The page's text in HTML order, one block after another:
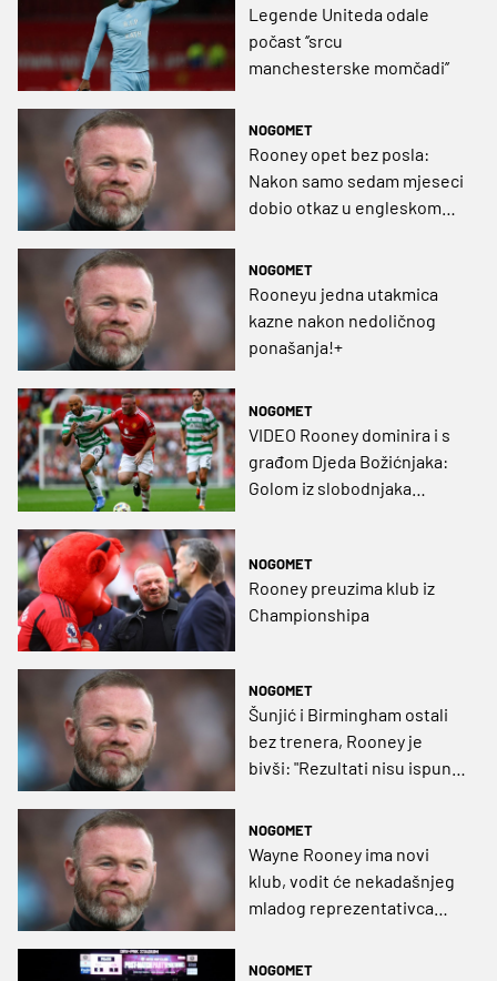
Legende Uniteda odale
počast ‘’srcu
manchesterske momčadi’’
NOGOMET
Rooney opet bez posla:
Nakon samo sedam mjeseci
dobio otkaz u engleskom
NOGOMET
Rooneyu jedna utakmica
kazne nakon nedoličnog
ponašanja!+
NOGOMET
VIDEO Rooney dominira i s
građom Djeda Božićnjaka:
Golom iz slobodnjaka
NOGOMET
Rooney preuzima klub iz
Championshipa
NOGOMET
Šunjić i Birmingham ostali
bez trenera, Rooney je
bivši: "Rezultati nisu ispunili
NOGOMET
Wayne Rooney ima novi
klub, vodit će nekadašnjeg
mladog reprezentativca
NOGOMET